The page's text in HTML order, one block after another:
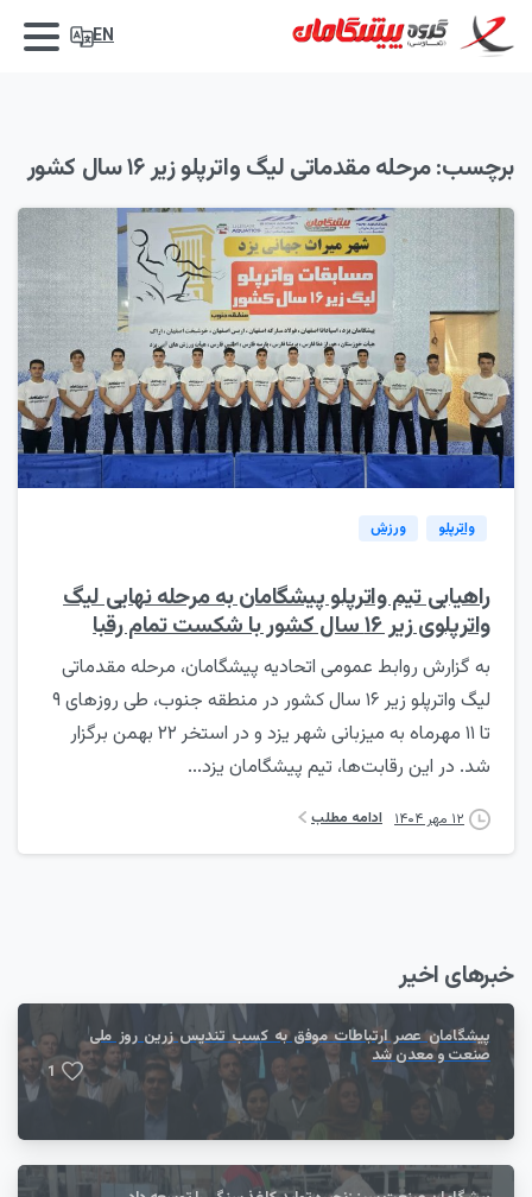
EN
برچسب:مرحله مقدماتی لیگ واترپلو زیر ۱۶ سال کشور
0
واترپلو ورزش
راهیابی تیم واترپلو پیشگامان به مرحله نهایی لیگ
واترپلوی زیر ۱۶ سال کشور با شکست تمام رقبا
به گزارش روابط عمومی اتحادیه پیشگامان، مرحله مقدماتی
لیگ واترپلو زیر ۱۶ سال کشور در منطقه جنوب، طی روزهای ۹
تا ۱۱ مهرماه به میزبانی شهر یزد و در استخر ۲۲ بهمن برگزار
شد. در این رقابت‌ها، تیم پیشگامان یزد...
۱۲ مهر ۱۴۰۴ ادامه مطلب
خبرهای اخیر
پیشگامان عصر ارتباطات موفق به کسب تندیس زرین روز ملی
صنعت و معدن شد
1